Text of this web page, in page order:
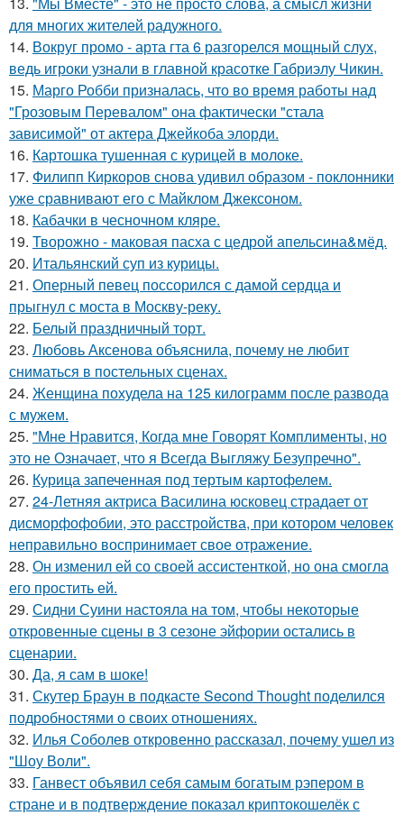
для многих жителей радужного.
14. Вокруг промо - арта гта 6 разгорелся мощный слух,
ведь игроки узнали в главной красотке Габриэлу Чикин.
15. Марго Робби призналась, что во время работы над
"Грозовым Перевалом" она фактически "стала
зависимой" от актера Джейкоба элорди.
16. Картошка тушенная с курицей в молоке.
17. Филипп Киркоров снова удивил образом - поклонники
уже сравнивают его с Майклом Джексоном.
18. Кабачки в чесночном кляре.
19. Творожно - маковая пасха с цедрой апельсина&мёд.
20. Итальянский суп из курицы.
21. Оперный певец поссорился с дамой сердца и
прыгнул с моста в Москву-реку.
22. Белый праздничный торт.
23. Любовь Аксенова объяснила, почему не любит
сниматься в постельных сценах.
24. Женщина похудела на 125 килограмм после развода
с мужем.
25. "Мне Нравится, Когда мне Говорят Комплименты, но
это не Означает, что я Всегда Выгляжу Безупречно".
26. Курица запеченная под тертым картофелем.
27. 24-Летняя актриса Василина юсковец страдает от
дисморфофобии, это расстройства, при котором человек
неправильно воспринимает свое отражение.
28. Он изменил ей со своей ассистенткой, но она смогла
его простить ей.
29. Сидни Суини настояла на том, чтобы некоторые
откровенные сцены в 3 сезоне эйфории остались в
сценарии.
30. Да, я сам в шоке!
31. Скутер Браун в подкасте Second Thought поделился
подробностями о своих отношениях.
32. Илья Соболев откровенно рассказал, почему ушел из
"Шоу Воли".
33. Ганвест объявил себя самым богатым рэпером в
стране и в подтверждение показал криптокошелёк с